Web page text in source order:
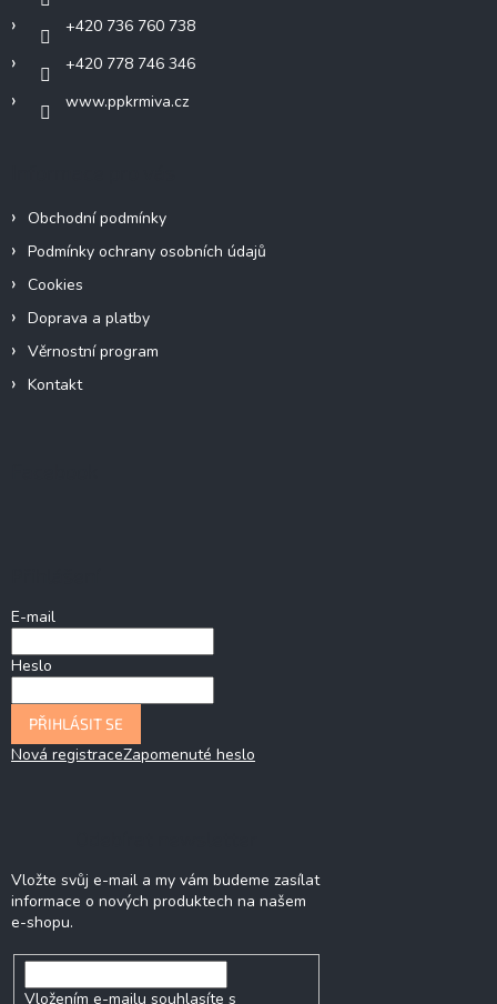
+420 736 760 738
+420 778 746 346
www.ppkrmiva.cz
Obchodní podmínky
Podmínky ochrany osobních údajů
Cookies
Doprava a platby
Věrnostní program
Kontakt
E-mail
Heslo
PŘIHLÁSIT SE
Nová registraceZapomenuté heslo
Vložte svůj e-mail a my vám budeme zasílat
informace o nových produktech na našem
e-shopu.
Vložením e-mailu souhlasíte s